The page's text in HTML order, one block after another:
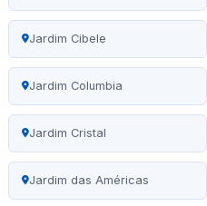
Jardim Cibele
Jardim Columbia
Jardim Cristal
Jardim das Américas